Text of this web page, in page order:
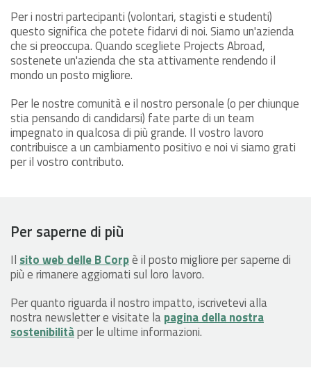
Per i nostri partecipanti (volontari, stagisti e studenti)
questo significa che potete fidarvi di noi. Siamo un'azienda
che si preoccupa. Quando scegliete Projects Abroad,
sostenete un'azienda che sta attivamente rendendo il
mondo un posto migliore.
Per le nostre comunità e il nostro personale (o per chiunque
stia pensando di candidarsi) fate parte di un team
impegnato in qualcosa di più grande. Il vostro lavoro
contribuisce a un cambiamento positivo e noi vi siamo grati
per il vostro contributo.
Per saperne di più
Il sito web delle B Corpè il posto migliore per saperne di
più e rimanere aggiornati sul loro lavoro.
Per quanto riguarda il nostro impatto, iscrivetevi alla
nostra newsletter e visitate lapagina della nostra
sostenibilitàper le ultime informazioni.